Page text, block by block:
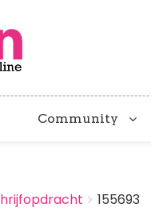
Community
155693